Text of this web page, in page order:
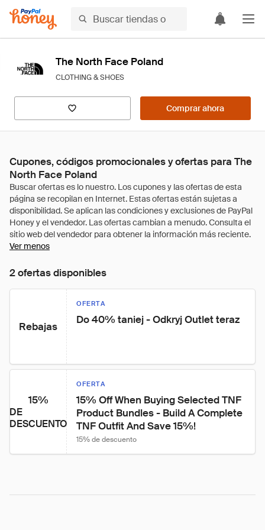
The North Face Poland
CLOTHING & SHOES
Comprar ahora
Cupones, códigos promocionales y ofertas para The
North Face Poland
Ver menos
2 ofertas disponibles
Rebajas
OFERTA
Do 40% taniej - Odkryj Outlet teraz
15%
DE
DESCUENTO
OFERTA
15% Off When Buying Selected TNF
Product Bundles - Build A Complete
TNF Outfit And Save 15%!
15% de descuento